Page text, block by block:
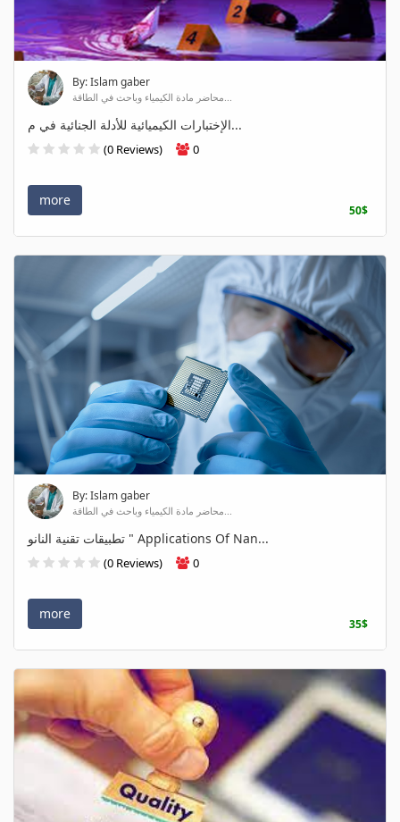
By: Islam gaber
محاضر مادة الكيمياء وباحث في الطاقة...
الإختبارات الكيميائية للأدلة الجنائية في م...
(0 Reviews) 0
more
50$
By: Islam gaber
محاضر مادة الكيمياء وباحث في الطاقة...
تطبيقات تقنية النانو " Applications Of Nan...
(0 Reviews) 0
more
35$